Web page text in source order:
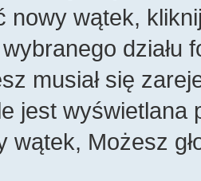
nowy wątek,
działu
musiał się
jest wyświetlana
wątek, Możesz